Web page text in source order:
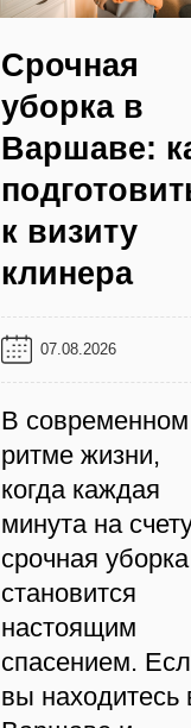
Срочная
уборка в
Варшаве:
к визиту
клинера️
07.08.2026
В современном
ритме жизни,
когда каждая
минута на
срочная уборка
становится
настоящим
спасением.
вы находитесь